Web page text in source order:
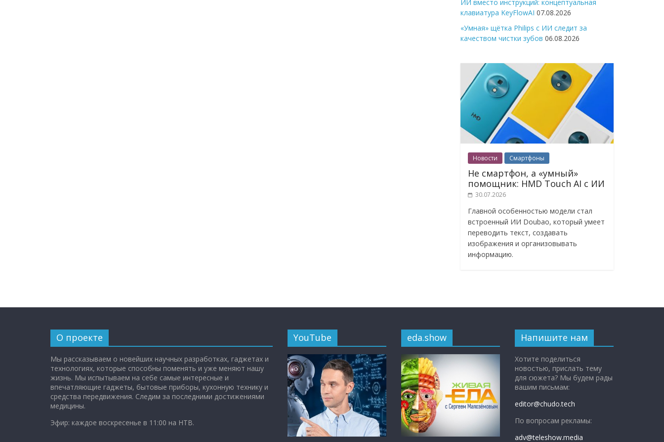
ИИ вместо инструкций: концептуальная
клавиатура KeyFlowAI 07.08.2026
«Умная» щётка Philips с ИИ следит за
качеством чистки зубов 06.08.2026
Новости Смартфоны
Не смартфон, а «умный»
помощник: HMD Touch AI с ИИ
30.07.2026
Главной особенностью модели стал
встроенный ИИ Doubao, который умеет
переводить текст, создавать
изображения и организовывать
информацию.
О проекте
Мы рассказываем о новейших научных разработках, гаджетах и
технологиях, которые способны поменять и уже меняют нашу
жизнь. Мы испытываем на себе самые интересные и
впечатляющие гаджеты, бытовые приборы, кухонную технику и
средства передвижения. Следим за последними достижениями
медицины.
Эфир: каждое воскресенье в 11:00 на НТВ.
YouTube eda.show Напишите нам
Хотите поделиться
новостью, прислать тему
для сюжета? Мы будем рады
вашим письмам:
editor@chudo.tech
По вопросам рекламы:
adv@teleshow.media